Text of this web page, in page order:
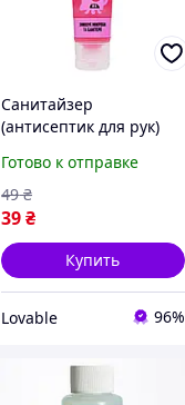
Санитайзер
(антисептик для рук)
Killer Gel Клубника 50
мл антибактериальный
Готово к отправке
39₴
49 ₴
Купить
Lovable 96%